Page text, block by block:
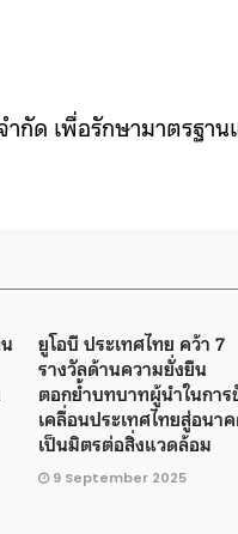
ำกัด เพื่อรักษามาตรฐ
ยูโอบี ประเทศไทย คว้า 7
รางวัลด้านความยั่งยืน
ตอกย้ำบทบาทผู้นำในการ
เคลื่อนประเทศไทยสู่อนา
เป็นมิตรต่อสิ่งแวดล้อม
9 September 2025